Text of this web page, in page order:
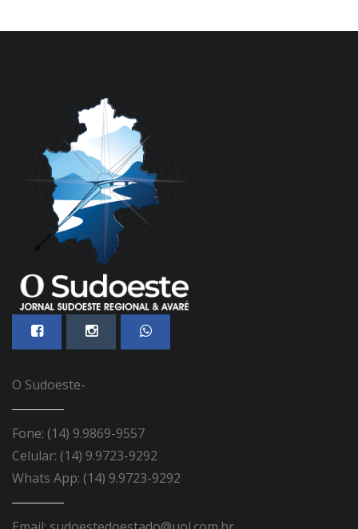
O Sudoeste-
Fone: (14) 9.9869-9557
Celular: (14) 9.9723-9292
Whats App: (14) 9.9723-9292